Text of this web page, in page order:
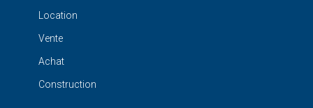
Location
Vente
Achat
Construction